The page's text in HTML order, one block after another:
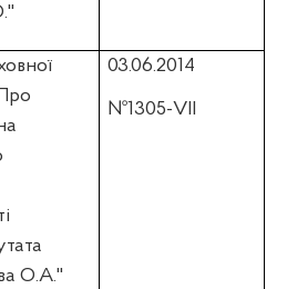
О.А."
03.06.2014
№1305-VII